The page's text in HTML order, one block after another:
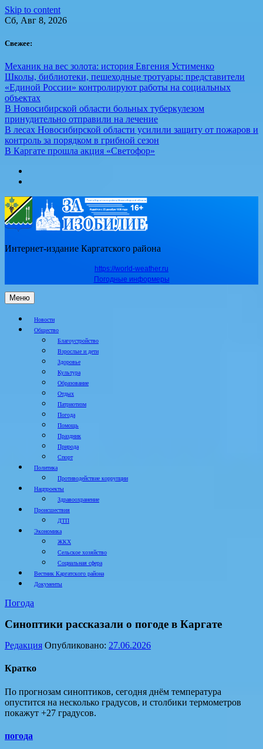
Skip to content
Сб, Авг 8, 2026
Свежее:
Механик на вес золота: история Евгения Устименко
Школы, библиотеки, пешеходные тротуары: представители
«Единой России» контролируют работы на социальных
объектах
В Новосибирской области больных туберкулезом
принудительно отправили на лечение
В лесах Новосибирской области усилили защиту от пожаров и
контроль за порядком в грибной сезон
В Каргате прошла акция «Светофор»
Интернет-издание Каргатского района
https://world-weather.ru
Погодные информеры
Меню
Новости
Общество
Благоустройство
Взрослые и дети
Здоровье
Культура
Образование
Отдых
Патриотизм
Погода
Помощь
Праздник
Природа
Спорт
Политика
Противодействие коррупции
Нацпроекты
Здравоохранение
Происшествия
ДТП
Экономика
ЖКХ
Сельское хозяйство
Социальная сфера
Вестник Каргатского района
Документы
Погода
Синоптики рассказали о погоде в Каргате
Редакция Опубликовано: 27.06.2026
Кратко
По прогнозам синоптиков, сегодня днём температура
опустится на несколько градусов, и столбики термометров
покажут +27 градусов.
погода